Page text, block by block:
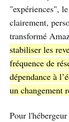
"expériences",
clairement,
transformé
stabiliser les
fréquence de
dépendance à
un changement
Pour